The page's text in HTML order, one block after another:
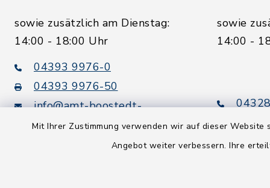
Mit Ihrer Zustimmung verwenden wir auf dieser
Angebot weiter verbessern. Ihre
sowie zusätzlich am Dienstag:
14:00 - 18:00 Uhr
04393 9976-0
04393 9976-50
info@amt-boostedt-
rickling.de
sowie
14:00 -